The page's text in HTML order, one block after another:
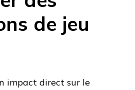
de jeu
impact direct sur le